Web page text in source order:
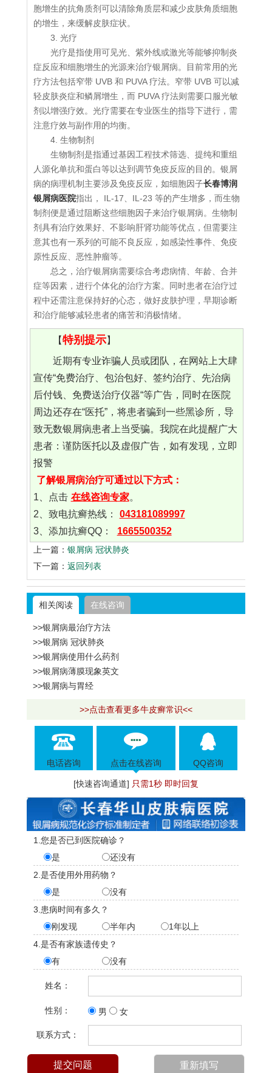
胞增生的抗角质剂可以清除角质层和减少皮肤角质细胞
的增生，来缓解皮肤症状。
3. 光疗
光疗是指使用可见光、紫外线或激光等能够抑制炎
症反应和细胞增生的光源来治疗银屑病。目前常用的光
疗方法包括窄带 UVB 和 PUVA 疗法。窄带 UVB 可以减
轻皮肤炎症和鳞屑增生，而 PUVA 疗法则需要口服光敏
剂以增强疗效。光疗需要在专业医生的指导下进行，需
注意疗效与副作用的均衡。
4. 生物制剂
生物制剂是指通过基因工程技术筛选、提纯和重组
人源化单抗和蛋白等以达到调节免疫反应的目的。银屑
病的病理机制主要涉及免疫反应，如细胞因子长春博润
银屑病医院指出， IL-17、IL-23 等的产生增多，而生物
制剂便是通过阻断这些细胞因子来治疗银屑病。生物制
剂具有治疗效果好、不影响肝肾功能等优点，但需要注
意其也有一系列的可能不良反应，如感染性事件、免疫
原性反应、恶性肿瘤等。
总之，治疗银屑病需要综合考虑病情、年龄、合并
症等因素，进行个体化的治疗方案。同时患者在治疗过
程中还需注意保持好的心态，做好皮肤护理，早期诊断
和治疗能够减轻患者的痛苦和消极情绪。
【特别提示】
近期有专业诈骗人员或团队，在网站上大肆
宣传“免费治疗、包治包好、签约治疗、先治病
后付钱、免费送治疗仪器“等广告，同时在医院
周边还存在“医托”，将患者骗到一些黑诊所，导
致无数银屑病患者上当受骗。我院在此提醒广大
患者：谨防医托以及虚假广告，如有发现，立即
报警
了解银屑病治疗可通过以下方式：
1、点击 在线咨询专家。
2、致电抗癣热线：
043181089997
3、添加抗癣QQ：
1665500352
上一篇： 银屑病 冠状肺炎
下一篇： 返回列表
相关阅读 在线咨询
>>银屑病最治疗方法
>>银屑病 冠状肺炎
>>银屑病使用什么药剂
>>银屑病薄膜现象英文
>>银屑病与胃经
>>点击查看更多牛皮癣常识<<
电话咨询 点击在线咨询 QQ咨询
[快速咨询通道] 只需1秒 即时回复
1.您是否已到医院确诊？
是
还没有
2.是否使用外用药物？
是
没有
3.患病时间有多久？
刚发现
半年内
1年以上
4.是否有家族遗传史？
有
没有
姓名：
性别： 男 女
联系方式：